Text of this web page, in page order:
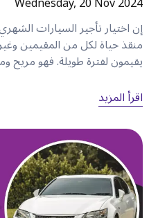
بدلاً من ترتيب وسائل
إدارة جدولك الزمني
اختر سيارة تناسب
لكل مسافر احتياجات مختلفة
السيارات الاقتصادية
مثالية لـ:
المسافرون بمفردهم.
الأزواج.
•الزوار المهتمون بالميزانية.
إن اختيار تأجير السيارات
منقذ حياة لكل من المقيمين
يقيمون لفترة طويلة. فهو مريح
اقرأ المزيد